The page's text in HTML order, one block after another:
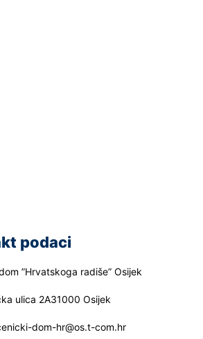
podaci
”Hrvatskoga radiše” Osijek
ulica 2A31000 Osijek
dom-hr@os.t-com.hr